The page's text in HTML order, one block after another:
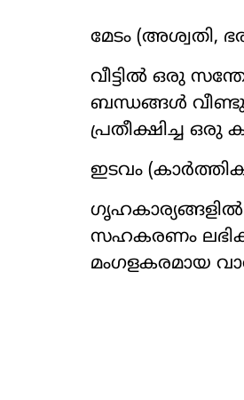
മേടം (അശ്വതി,
വീട്ടിൽ ഒരു
ബന്ധങ്ങൾ
പ്രതീക്ഷിച്ച ഒരു
ഇടവം
സഹകരണം
മംഗളകരമായ